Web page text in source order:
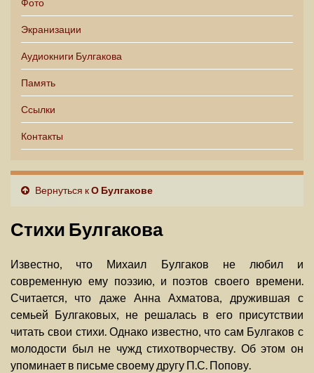
Фото
Экранизации
Аудиокниги Булгакова
Память
Ссылки
Контакты
Вернуться кО Булгакове
Стихи Булгакова
Известно, что Михаил Булгаков не любил и
современную ему поэзию, и поэтов своего времени.
Считается, что даже Анна Ахматова, дружившая с
семьей Булгаковых, не решалась в его присутствии
читать свои стихи. Однако известно, что сам Булгаков с
молодости был не чужд стихотворчеству. Об этом он
упоминает в письме своему другу П.С. Попову.